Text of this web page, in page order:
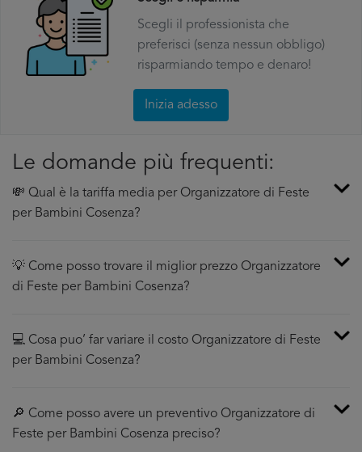
Scegli il professionista che
preferisci (senza nessun obbligo)
risparmiando tempo e denaro!
Inizia adesso
Le domande più frequenti:
💸 Qual è la tariffa media per Organizzatore di Feste
per Bambini Cosenza?
💡 Come posso trovare il miglior prezzo Organizzatore
di Feste per Bambini Cosenza?
💻 Cosa puo’ far variare il costo Organizzatore di Feste
per Bambini Cosenza?
🔎 Come posso avere un preventivo Organizzatore di
Feste per Bambini Cosenza preciso?